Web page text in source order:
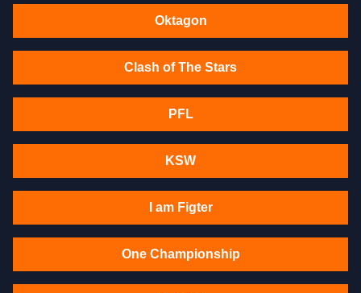
Oktagon
Clash of The Stars
PFL
KSW
I am Figter
One Championship